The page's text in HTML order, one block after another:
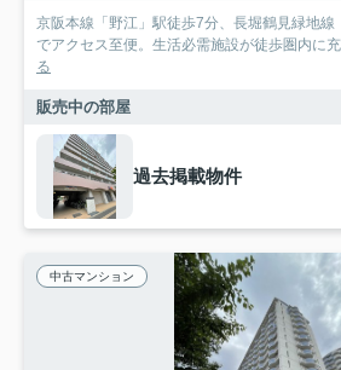
京阪本線「野江」駅徒歩7分、長堀鶴見緑地
でアクセス至便。生活必需施設が徒歩圏内に
る
販売中の部屋
過去掲載物件
中古マンション